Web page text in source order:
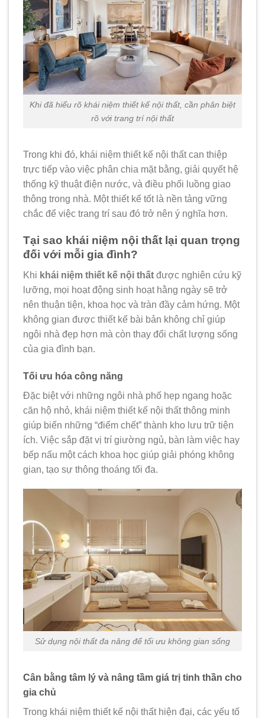
Khi đã hiểu rõ khái niệm thiết kế nội thất, cần phân biệt
rõ với trang trí nội thất
Trong khi đó, khái niệm thiết kế nội thất can thiệp
trực tiếp vào việc phân chia mặt bằng, giải quyết hệ
thống kỹ thuật điện nước, và điều phối luồng giao
thông trong nhà. Một thiết kế tốt là nền tảng vững
chắc để việc trang trí sau đó trở nên ý nghĩa hơn.
Tại sao khái niệm nội thất lại quan trọng
đối với mỗi gia đình?
Khi khái niệm thiết kế nội thất được nghiên cứu kỹ
lưỡng, mọi hoạt động sinh hoạt hằng ngày sẽ trở
nên thuận tiện, khoa học và tràn đầy cảm hứng. Một
không gian được thiết kế bài bản không chỉ giúp
ngôi nhà đẹp hơn mà còn thay đổi chất lượng sống
của gia đình bạn.
Tối ưu hóa công năng
Đặc biệt với những ngôi nhà phố hẹp ngang hoặc
căn hộ nhỏ, khái niệm thiết kế nội thất thông minh
giúp biến những “điểm chết” thành kho lưu trữ tiện
ích. Việc sắp đặt vị trí giường ngủ, bàn làm việc hay
bếp nấu một cách khoa học giúp giải phóng không
gian, tạo sự thông thoáng tối đa.
Sử dụng nội thất đa năng để tối ưu không gian sống
Cân bằng tâm lý và nâng tầm giá trị tinh thần cho
gia chủ
Trong khái niệm thiết kế nội thất hiện đại, các yếu tố